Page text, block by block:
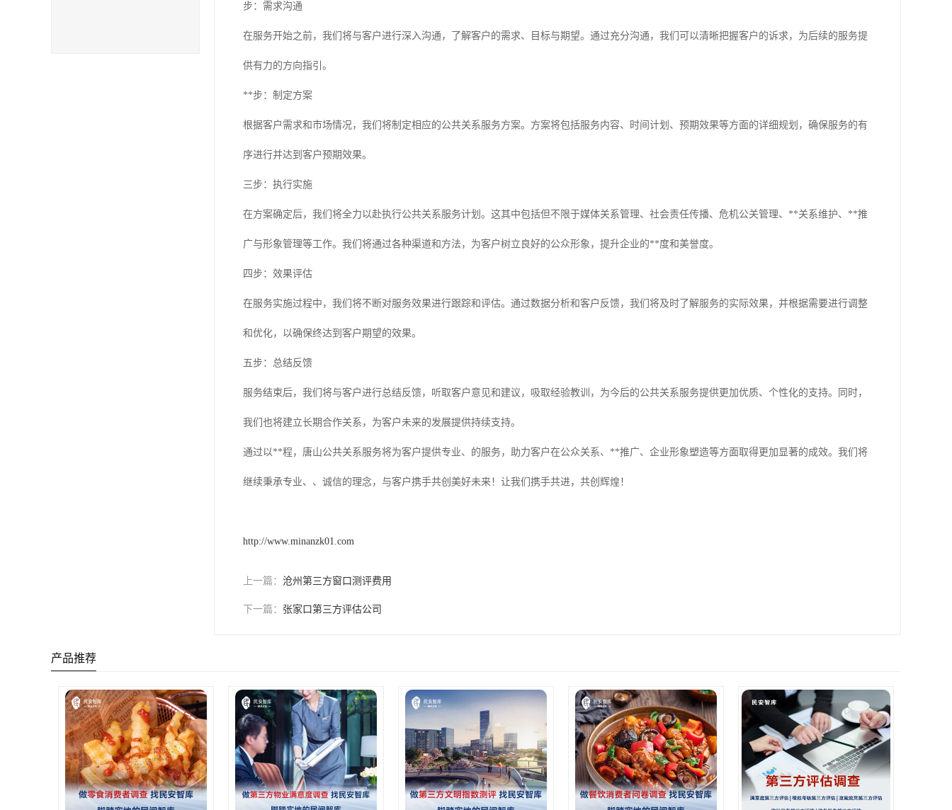
步：需求沟通
在服务开始之前，我们将与客户进行深入沟通，了解客户的需求、目标与期望。通过充分沟通，我们可以清晰把握客户的诉求，为后续的服务提
供有力的方向指引。
**步：制定方案
根据客户需求和市场情况，我们将制定相应的公共关系服务方案。方案将包括服务内容、时间计划、预期效果等方面的详细规划，确保服务的有
序进行并达到客户预期效果。
三步：执行实施
在方案确定后，我们将全力以赴执行公共关系服务计划。这其中包括但不限于媒体关系管理、社会责任传播、危机公关管理、**关系维护、**推
广与形象管理等工作。我们将通过各种渠道和方法，为客户树立良好的公众形象，提升企业的**度和美誉度。
四步：效果评估
在服务实施过程中，我们将不断对服务效果进行跟踪和评估。通过数据分析和客户反馈，我们将及时了解服务的实际效果，并根据需要进行调整
和优化，以确保终达到客户期望的效果。
五步：总结反馈
服务结束后，我们将与客户进行总结反馈，听取客户意见和建议，吸取经验教训，为今后的公共关系服务提供更加优质、个性化的支持。同时，
我们也将建立长期合作关系，为客户未来的发展提供持续支持。
通过以**程，唐山公共关系服务将为客户提供专业、的服务，助力客户在公众关系、**推广、企业形象塑造等方面取得更加显著的成效。我们将
继续秉承专业、、诚信的理念，与客户携手共创美好未来！让我们携手共进，共创辉煌！
http://www.minanzk01.com
上一篇： 沧州第三方窗口测评费用
下一篇： 张家口第三方评估公司
产品推荐